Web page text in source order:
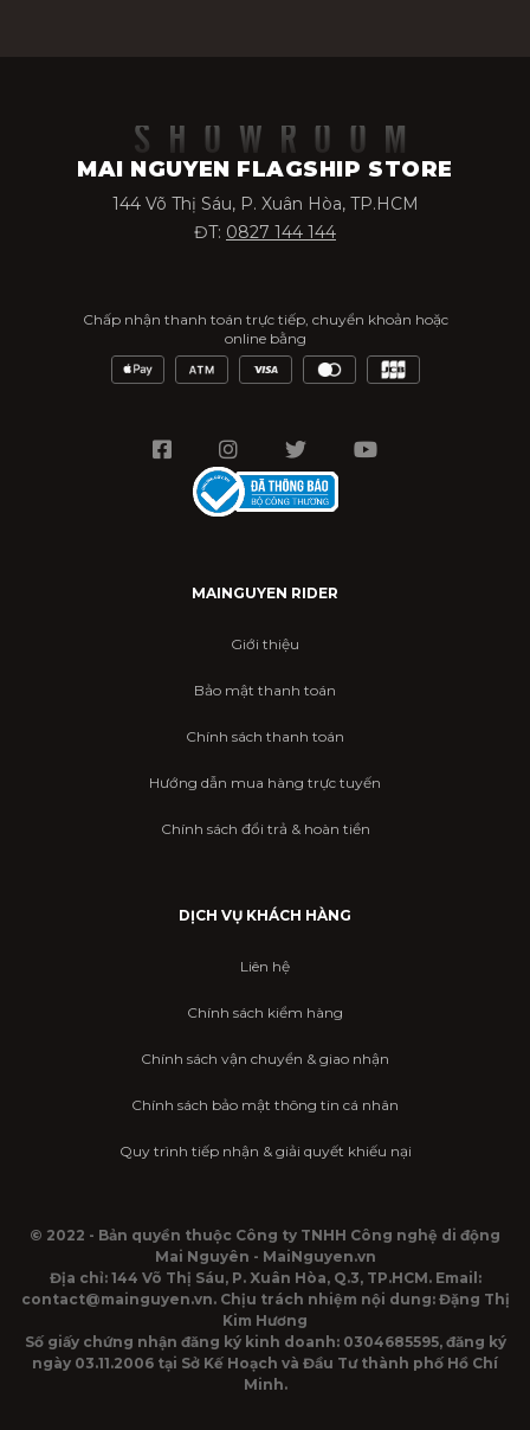
MAINGUYEN RIDER
Giới thiệu
Bảo mật thanh toán
Chính sách thanh toán
Hướng dẫn mua hàng trực tuyến
Chính sách đổi trả & hoàn tiền
DỊCH VỤ KHÁCH HÀNG
Liên hệ
Chính sách kiểm hàng
Chính sách vận chuyển & giao nhận
Chính sách bảo mật thông tin cá nhân
Quy trình tiếp nhận & giải quyết khiếu nại
SHOWROOM
MAI NGUYEN FLAGSHIP STORE
144 Võ Thị Sáu, P. Xuân Hòa, TP.HCM
ĐT: 0827 144 144
Chấp nhận thanh toán trực tiếp, chuyển khoản hoặc
online bằng
© 2022 - Bản quyền thuộc Công ty TNHH Công nghệ di động
Mai Nguyên - MaiNguyen.vn
Địa chỉ: 144 Võ Thị Sáu, P. Xuân Hòa, Q.3, TP.HCM. Email:
contact@mainguyen.vn. Chịu trách nhiệm nội dung: Đặng Thị
Kim Hương
Số giấy chứng nhận đăng ký kinh doanh: 0304685595, đăng ký
ngày 03.11.2006 tại Sở Kế Hoạch và Đầu Tư thành phố Hồ Chí
Minh.